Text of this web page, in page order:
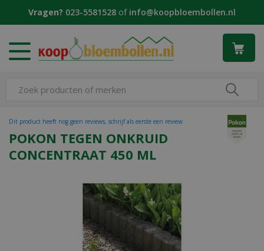
Vragen? 023-5581528 of info@koopbloembollen.nl
POKON TEGEN ONKRUID
CONCENTRAAT 450 ML
Dit product heeft nog geen reviews, schrijf als eerste een review